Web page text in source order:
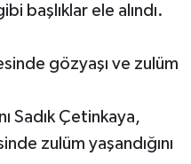
başlıklar ele alındı.
gözyaşı ve zulüm
Sadık Çetinkaya,
zulüm yaşandığını